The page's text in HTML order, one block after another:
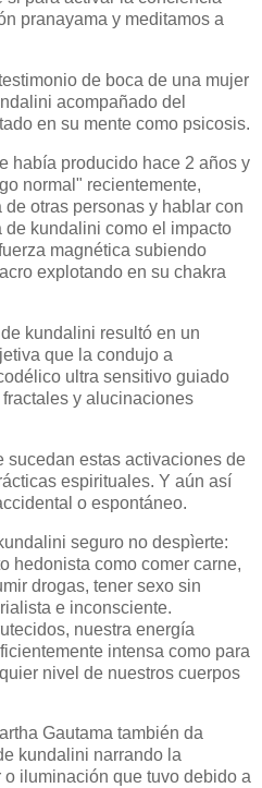
pranayama y meditamos a
de boca de una mujer
acompañado del
en su mente como psicosis.
había producido hace 2 años y
normal" recientemente,
otras personas y hablar con
kundalini como el impacto
magnética subiendo
explotando en su chakra
kundalini resultó en un
que la condujo a
ultra sensitivo guiado
y alucinaciones
sucedan estas activaciones de
espirituales. Y aún así
o espontáneo.
seguro no despìerte:
hedonista como comer carne,
drogas, tener sexo sin
e inconsciente.
nuestra energía
intensa como para
nivel de nuestros cuerpos
Gautama también da
kundalini narrando la
iluminación que tuvo debido a